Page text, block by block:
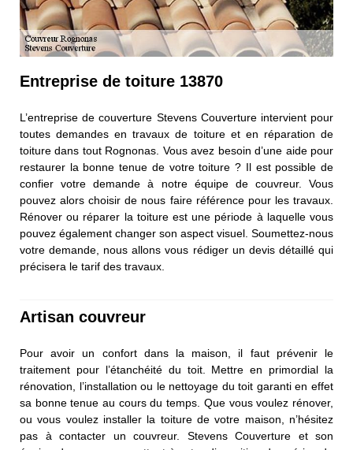
Entreprise de toiture 13870
L’entreprise de couverture Stevens Couverture intervient pour
toutes demandes en travaux de toiture et en réparation de
toiture dans tout Rognonas. Vous avez besoin d’une aide pour
restaurer la bonne tenue de votre toiture ? Il est possible de
confier votre demande à notre équipe de couvreur. Vous
pouvez alors choisir de nous faire référence pour les travaux.
Rénover ou réparer la toiture est une période à laquelle vous
pouvez également changer son aspect visuel. Soumettez-nous
votre demande, nous allons vous rédiger un devis détaillé qui
précisera le tarif des travaux.
Artisan couvreur
Pour avoir un confort dans la maison, il faut prévenir le
traitement pour l’étanchéité du toit. Mettre en primordial la
rénovation, l’installation ou le nettoyage du toit garanti en effet
sa bonne tenue au cours du temps. Que vous voulez rénover,
ou vous voulez installer la toiture de votre maison, n’hésitez
pas à contacter un couvreur. Stevens Couverture et son